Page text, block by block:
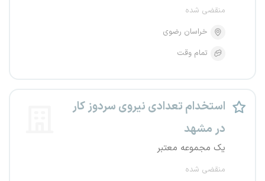
منقضی شده
خراسان رضوی
تمام وقت
استخدام تعدادی نیروی سردوز کار
در مشهد
یک مجموعه معتبر
منقضی شده